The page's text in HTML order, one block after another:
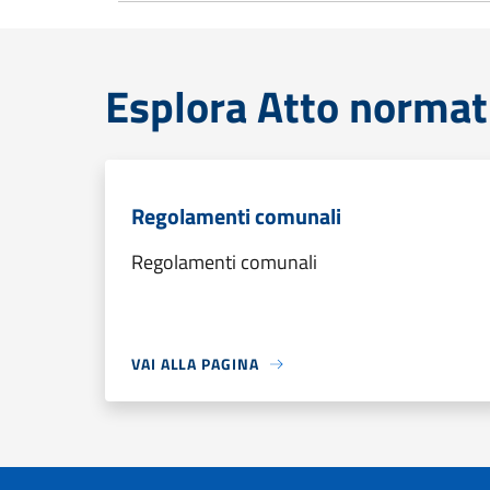
Esplora Atto
Regolamenti comunali
Regolamenti comunali
VAI ALLA PAGINA